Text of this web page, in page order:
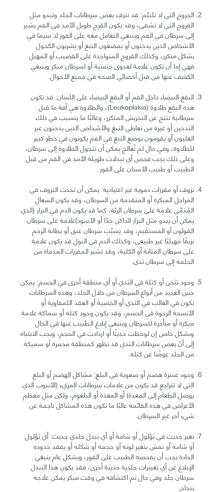
الجروح التي لا تلتئم: قد تنزف بعض سرطانات الجلد وتبدو مثل
القروح التي لا تشفى، وقد يكون القرح طويل الأمد في الفم يشير
إلى سرطان في الفم وينبغي التعامل معه على الفور لا سيما في
الأشخاص الذين يدخنون أو يمضغون التبغ أو يشربون الكحول
بشكل متكرر، وكذلك القروح المتواجدة على القضيب أو المهبل
فهي إما أن تكون علامة لعدوى جنسية أو لسرطان مبكر وينبغي
الكشف عنها من قبل أخصائي الصحة في جميع الأحوال.
البقع البيضاء داخل الفم أو البقع البيضاء على اللسان: قد تكون
هذه البقع طلاوة (Leukoplakia)، والطلاوة هي آفة ما قبل
سرطانية تنتج عن التخريش المتكرر، وغالبًا ما يتسبب في ذلك
التدخين أو غيره من تعاطي التبغ والأشخاص الذين يدخنون عبر
الغليون أو يقومون بوضع التبغ في الفم يكونون في خطر كبير
للطلاوة، وفي حال لم تُعالج يمكن أن تتحول الطلاوة إلى سرطان،
وعلى ذلك يجب فحص أي تبدلات طويلة الأمد في الفم من قبل
الطبيب أو طبيب الأسنان على الفور.
نزوف أو مفرزات دموية غير اعتيادية: يمكن أن تحدث النزوف في
المراحل المبكرة أو المتقدمة من السرطان، وقد يكون السعال
المُدَمَّى علامة على سرطان الرئة، كما قد يكون الدم في البراز (الذي
يمكن أن يبدو مثل البراز الداكن جدًا أو الأسود)علامة على سرطان
القولون أو المستقيم، وقد يسبّب سرطان عنق أو بطانة الرحم
نزيفًا مهبليًا غير طبيعي، وكذلك الدم في البول قد يكون علامة
على سرطان المثانة أو الكلية، وقد تشير المفرزات المدماة من
الحلمة إلى سرطان ثدي.
وجود تثخن أو كتلة في الثدي أو أي منطقة أخرى في الجسم: يمكن
جس العديد من أنواع السرطان من خلال الجلد، وهذه السرطانات
تكون في الغالب في الثدي أو الخصية أو العقد اللمفاوية أو
الأنسجة الرخوة في الجسم، وقد يكون وجود كتلة أو سماكة علامة
مبكرة أو متأخرة للسرطان وينبغي إبلاغ الطبيب عنها في الحال
وبشكل خاص إن لوحظت حديثًا أو ازدادت في الحجم، ويجب الانتباه
إلى أنّ بعض سرطانات الثدي قد تظهر كمنطقة محمرة أو سميكة
من الجلد عوضًا عن كتلة.
وجود عسرة هضم أو صعوبة في البلع: مشاكل الهضم أو البلع
التي لا تتراجع قد تكون من علامات سرطانات المريء (الأنبوب الذي
يوصل الطعام إلى المعدة) أو المعدة أو البلعوم، ولكن مثل معظم
الأعراض في هذه القائمة غالبًا ما تكون هذه المشاكل ناجمة عن
شيء آخر غير السرطان.
تغير حديث في ثؤلول أو شامة أو أي تبدل جلدي حديث: أي ثؤلول
أو شامة أو نمش يتغير لونه أو حجمه أو شكله أو يفقد حدوده
الحادة يجب أن يفحصه الطبيب على الفور، وبشكل عام ينبغي
الإبلاغ عن أي تغييرات جلدية حديثة أخرى، فقد يكون هذا التبدل
سرطان جلد وفي حال تم اكتشافه في وقت مبكر يمكن علاجه
بنجاح.